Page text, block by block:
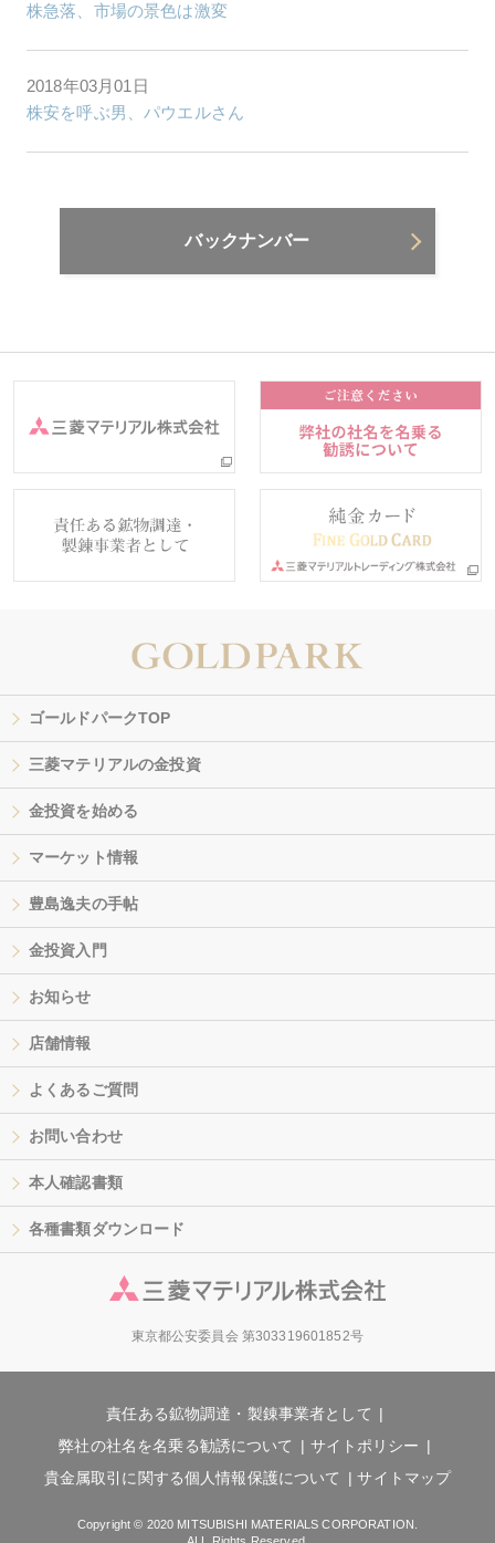
株急落、市場の景色は激変
2018年03月01日
株安を呼ぶ男、パウエルさん
バックナンバー
ゴールドパークTOP
三菱マテリアルの金投資
金投資を始める
マーケット情報
豊島逸夫の手帖
金投資入門
お知らせ
店舗情報
よくあるご質問
お問い合わせ
本人確認書類
各種書類ダウンロード
東京都公安委員会 第303319601852号
責任ある鉱物調達・製錬事業者として
弊社の社名を名乗る勧誘について
サイトポリシー
貴金属取引に関する個人情報保護について
サイトマップ
Copyright © 2020 MITSUBISHI MATERIALS CORPORATION.